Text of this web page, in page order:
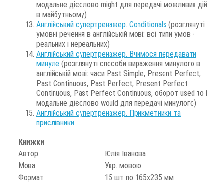
модальне дієслово might для передачі можливих дій
в майбутньому)
Англійський супертренажер. Conditionals (розглянуті
умовні речення в англійській мові: всі типи умов -
реальних і нереальних)
Англійський супертренажер. Вчимося передавати
минуле (розглянуті способи вираження минулого в
англійській мові: часи Past Simple, Present Perfect,
Past Continuous, Past Perfect, Present Perfect
Continuous, Past Perfect Continuous, оборот used to і
модальне дієслово would для передачі минулого)
Англійський супертренажер. Прикметники та
прислівники
Книжки
Автор
Юлія Іванова
Мова
Укр. мовою
Формат
15 шт по 165х235 мм